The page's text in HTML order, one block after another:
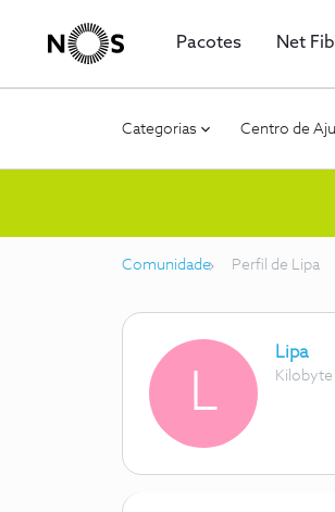
Pacotes Net
Categorias Centro de
Comunidade Perfil de Lipa
L
Lipa
Kilobyte